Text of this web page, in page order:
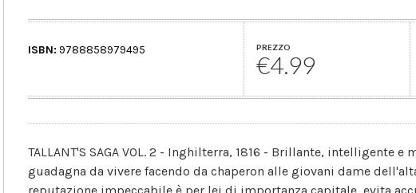
ISBN: 9788858979495 PREZZO
€4.99
TALLANT'S SAGA VOL. 2 - Inghilterra, 1816 - Brillante, intelligente
guadagna da vivere facendo da chaperon alle giovani dame